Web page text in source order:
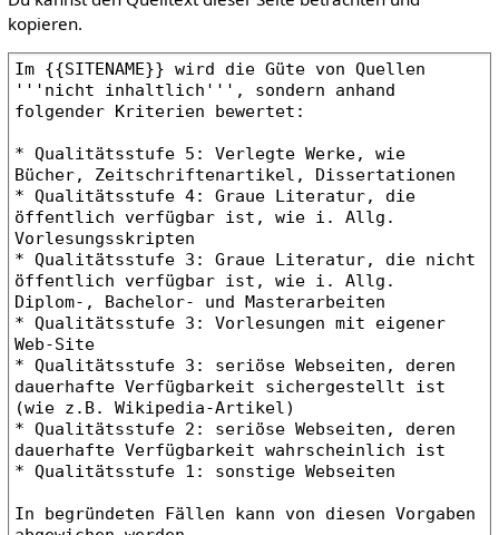
kopieren.